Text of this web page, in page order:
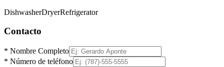
DishwasherDryerRefrigerator
Contacto
* Nombre Completo
* Número de teléfono